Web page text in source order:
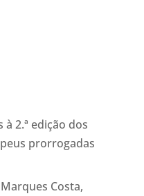
à 2.ª edição dos
prorrogadas
Costa,